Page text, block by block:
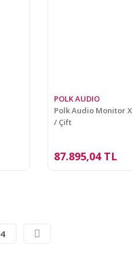
POLK AUDIO
Polk Audio Monitor
/ Çift
87.895,04 TL
4